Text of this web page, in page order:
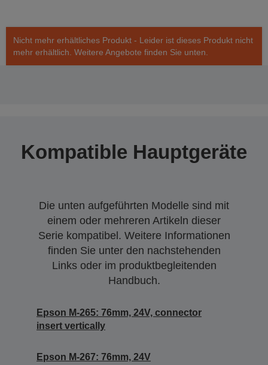
Nicht mehr erhältliches Produkt - Leider ist dieses Produkt nicht
mehr erhältlich. Weitere Angebote finden Sie unten.
Kompatible Hauptgeräte
Die unten aufgeführten Modelle sind mit
einem oder mehreren Artikeln dieser
Serie kompatibel. Weitere Informationen
finden Sie unter den nachstehenden
Links oder im produktbegleitenden
Handbuch.
Epson M-265: 76mm, 24V, connector
insert vertically
Epson M-267: 76mm, 24V